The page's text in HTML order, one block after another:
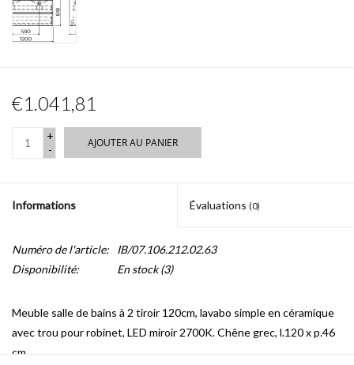
€1.041,81
+
-
AJOUTER AU PANIER
Informations Évaluations (0)
Numéro de l'article:
IB/07.106.212.02.63
Disponibilité:
En stock(3)
Meuble salle de bains à 2 tiroir 120cm, lavabo simple en céramique
avec trou pour robinet, LED miroir 2700K. Chêne grec, l.120 x p.46
cm.